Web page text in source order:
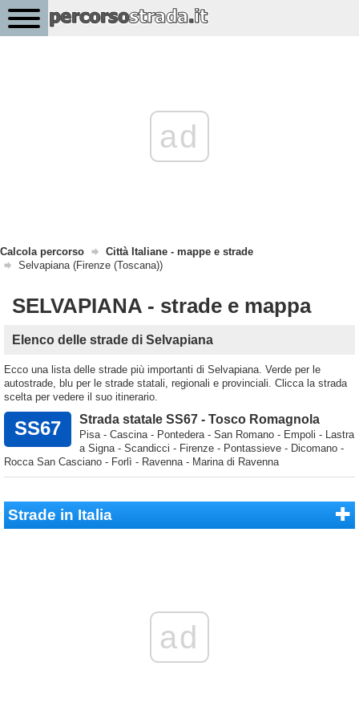
ad
Calcola percorso
Città Italiane - mappe e strade
Selvapiana (Firenze (Toscana))
SELVAPIANA - strade e mappa
Elenco delle strade di Selvapiana
Ecco una lista delle strade più importanti di Selvapiana. Verde per le
autostrade, blu per le strade statali, regionali e provinciali. Clicca la strada
scelta per vedere il suo itinerario.
SS67 Strada statale SS67 - Tosco Romagnola
Pisa - Cascina - Pontedera - San Romano - Empoli - Lastra
a Signa - Scandicci - Firenze - Pontassieve - Dicomano -
Rocca San Casciano - Forlì - Ravenna - Marina di Ravenna
Strade in Italia
ad